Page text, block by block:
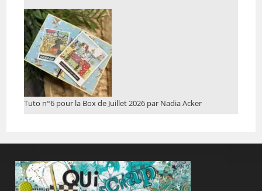
Tuto n°6 pour la Box de Juillet 2026 par Nadia Acker